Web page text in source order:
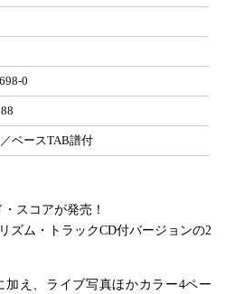
0
ベースTAB譜付
スコアが発売！
ズム・トラックCD付バージョンの2
え、ライブ写真ほかカラー4ペー